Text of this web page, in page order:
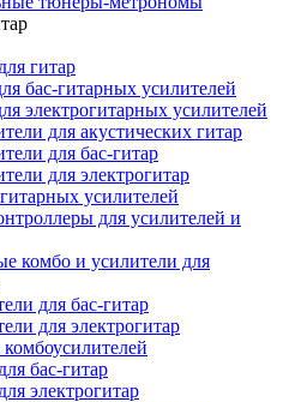
гитар
бас-гитарных усилителей
электрогитарных усилителей
для акустических гитар
для бас-гитар
для электрогитар
усилителей
для усилителей и
комбо и усилители для
для бас-гитар
для электрогитар
бас-гитар
электрогитар